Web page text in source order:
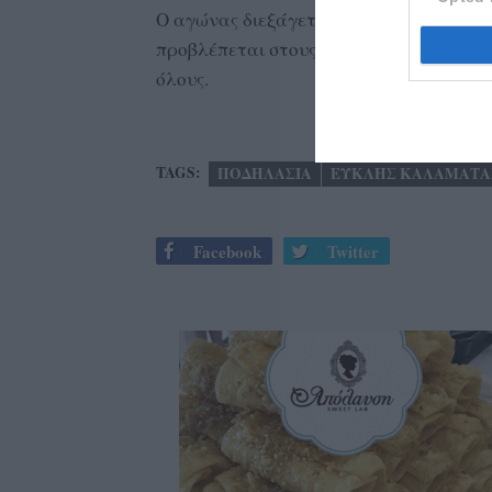
Ο αγώνας διεξάγεται με τον
προβλέπεται στους κανονισμούς της
όλους.
TAGS: ΠΟΔΗΛΑΣΙΑ ΕΥΚΛΗΣ
Facebook Twitter